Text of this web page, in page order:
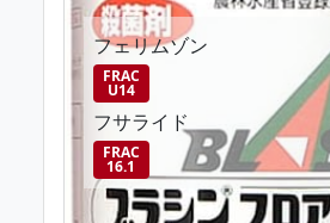
フェリムゾン
FRAC
U14
フサライド
FRAC
16.1